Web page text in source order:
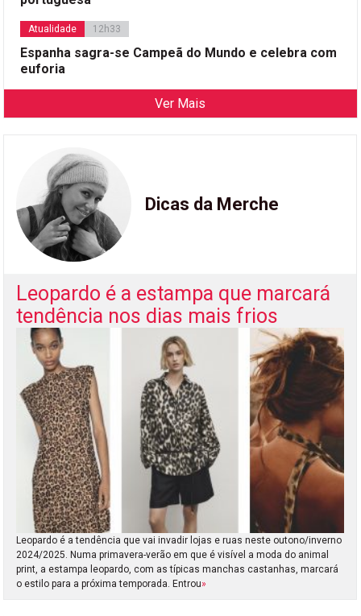
Atualidade 12h33
Espanha sagra-se Campeã do Mundo e celebra com
euforia
Ver Mais
Dicas da Merche
Leopardo é a estampa que marcará
tendência nos dias mais frios
Leopardo é a tendência que vai invadir lojas e ruas neste outono/inverno
2024/2025. Numa primavera-verão em que é visível a moda do animal
print, a estampa leopardo, com as típicas manchas castanhas, marcará
o estilo para a próxima temporada. Entrou»